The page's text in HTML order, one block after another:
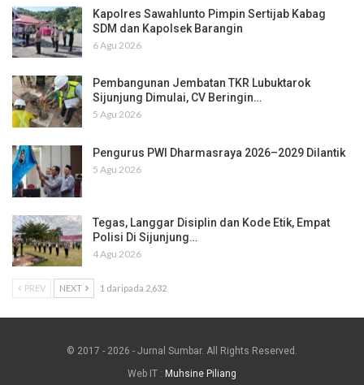
Kapolres Sawahlunto Pimpin Sertijab Kabag
SDM dan Kapolsek Barangin
6 Agu 2026
Pembangunan Jembatan TKR Lubuktarok
Sijunjung Dimulai, CV Beringin…
5 Agu 2026
Pengurus PWI Dharmasraya 2026–2029 Dilantik
5 Agu 2026
Tegas, Langgar Disiplin dan Kode Etik, Empat
Polisi Di Sijunjung…
4 Agu 2026
PREV NEXT 1 daripada 2,632
© 2017 - 2026 - Jurnal Sumbar. All Rights Reserved.
Web IT : Muhsine Piliang